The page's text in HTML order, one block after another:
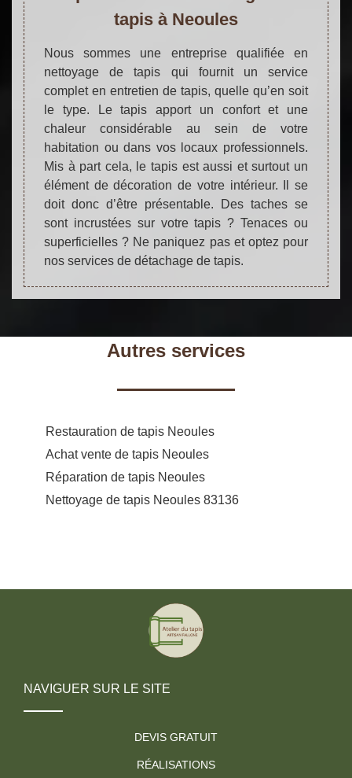
tapis à Neoules
Nous sommes une entreprise qualifiée en
nettoyage de tapis qui fournit un service
complet en entretien de tapis, quelle qu’en soit
le type. Le tapis apport un confort et une
chaleur considérable au sein de votre
habitation ou dans vos locaux professionnels.
Mis à part cela, le tapis est aussi et surtout un
élément de décoration de votre intérieur. Il se
doit donc d’être présentable. Des taches se
sont incrustées sur votre tapis ? Tenaces ou
superficielles ? Ne paniquez pas et optez pour
nos services de détachage de tapis.
Autres services
Restauration de tapis Neoules
Achat vente de tapis Neoules
Réparation de tapis Neoules
Nettoyage de tapis Neoules 83136
NAVIGUER SUR LE SITE
DEVIS GRATUIT
RÉALISATIONS